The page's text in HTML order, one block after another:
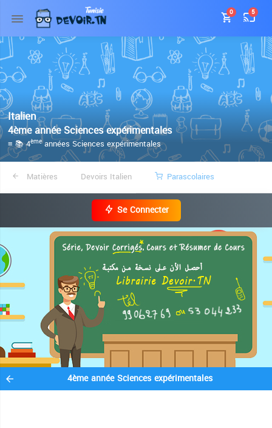
0 5
Italien
4ème année Sciences expérimentales
≡ 📚 4èmeannées Sciences expérimentales
Matières Devoirs Italien Parascolaires
Se Connecter
4ème année Sciences expérimentales